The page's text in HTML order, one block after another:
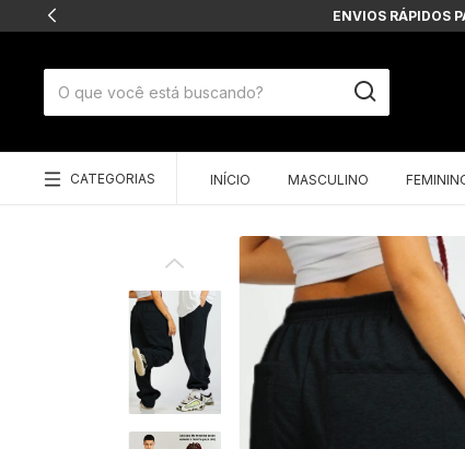
ENVIOS RÁPIDOS
CATEGORIAS INÍCIO MASCULINO